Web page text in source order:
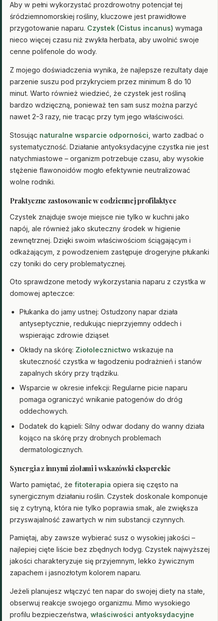
Aby w pełni wykorzystać prozdrowotny potencjał tej
śródziemnomorskiej rośliny, kluczowe jest prawidłowe
przygotowanie naparu. Czystek (Cistus incanus) wymaga
nieco więcej czasu niż zwykła herbata, aby uwolnić swoje
cenne polifenole do wody.
Z mojego doświadczenia wynika, że najlepsze rezultaty daje
parzenie suszu pod przykryciem przez minimum 8 do 10
minut. Warto również wiedzieć, że czystek jest rośliną
bardzo wdzięczną, ponieważ ten sam susz można parzyć
nawet 2-3 razy, nie tracąc przy tym jego właściwości.
Stosując naturalne wsparcie odporności , warto zadbać o
systematyczność. Działanie antyoksydacyjne czystka nie jest
natychmiastowe – organizm potrzebuje czasu, aby wysokie
stężenie flawonoidów mogło efektywnie neutralizować
wolne rodniki.
Praktyczne zastosowanie w codziennej profilaktyce
Czystek znajduje swoje miejsce nie tylko w kuchni jako
napój, ale również jako skuteczny środek w higienie
zewnętrznej. Dzięki swoim właściwościom ściągającym i
odkażającym, z powodzeniem zastępuje drogeryjne płukanki
czy toniki do cery problematycznej.
Oto sprawdzone metody wykorzystania naparu z czystka w
domowej apteczce:
Płukanka do jamy ustnej: Ostudzony napar działa
antyseptycznie, redukując nieprzyjemny oddech i
wspierając zdrowie dziąseł.
Okłady na skórę: Ziołolecznictwo wskazuje na
skuteczność czystka w łagodzeniu podrażnień i stanów
zapalnych skóry przy trądziku.
Wsparcie w okresie infekcji: Regularne picie naparu
pomaga ograniczyć wnikanie patogenów do dróg
oddechowych.
Dodatek do kąpieli: Silny odwar dodany do wanny działa
kojąco na skórę przy drobnych problemach
dermatologicznych.
Synergia z innymi ziołami i wskazówki eksperckie
Warto pamiętać, że fitoterapia opiera się często na
synergicznym działaniu roślin. Czystek doskonale komponuje
się z cytryną, która nie tylko poprawia smak, ale zwiększa
przyswajalność zawartych w nim substancji czynnych.
Pamiętaj, aby zawsze wybierać susz o wysokiej jakości –
najlepiej cięte liście bez zbędnych łodyg. Czystek najwyższej
jakości charakteryzuje się przyjemnym, lekko żywicznym
zapachem i jasnozłotym kolorem naparu.
Jeżeli planujesz włączyć ten napar do swojej diety na stałe,
obserwuj reakcje swojego organizmu. Mimo wysokiego
profilu bezpieczeństwa, właściwości antyoksydacyjne